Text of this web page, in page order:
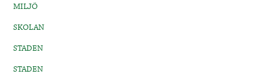
MILJÖ
SKOLAN
STADEN
STADEN